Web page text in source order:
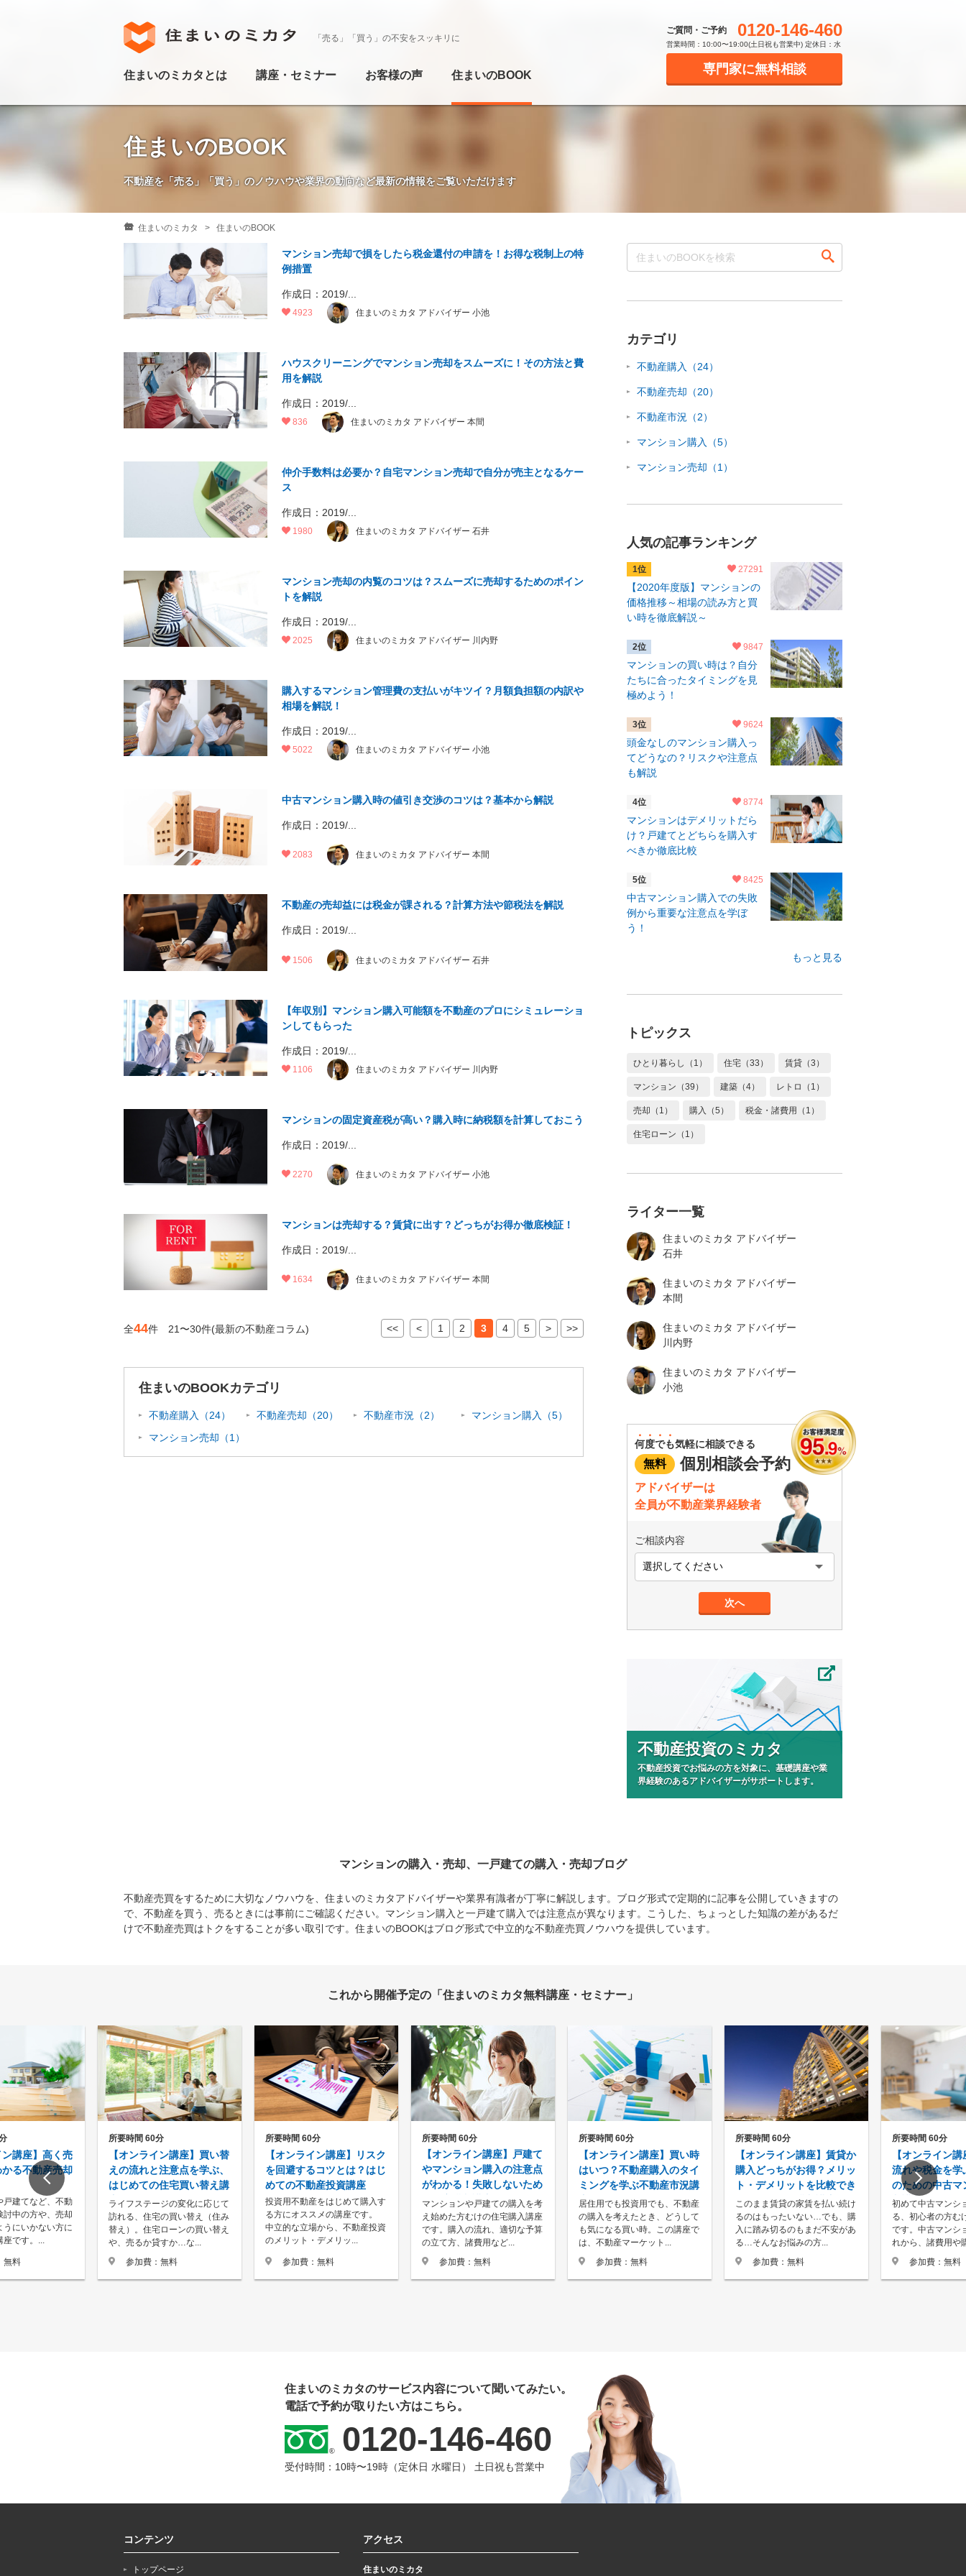
「売る」「買う」の不安をスッキリに
住まいのミカタとは 講座・セミナー お客様の声 住まいのBOOK 専門家に無料相談
ご質問・ご予約 0120-146-460
営業時間：10:00〜19:00(土日祝も営業中) 定休日：水
住まいのBOOK
不動産を「売る」「買う」のノウハウや業界の動向など最新の情報をご覧いただけます
住まいのミカタ 住まいのBOOK
マンション売却で損をしたら税金還付の申請を！お得な税制上の特
例措置
作成日：2019/...
4923 住まいのミカタ アドバイザー 小池
ハウスクリーニングでマンション売却をスムーズに！その方法と費
用を解説
作成日：2019/...
836 住まいのミカタ アドバイザー 本間
仲介手数料は必要か？自宅マンション売却で自分が売主となるケー
ス
作成日：2019/...
1980 住まいのミカタ アドバイザー 石井
マンション売却の内覧のコツは？スムーズに売却するためのポイン
トを解説
作成日：2019/...
2025 住まいのミカタ アドバイザー 川内野
購入するマンション管理費の支払いがキツイ？月額負担額の内訳や
相場を解説！
作成日：2019/...
5022 住まいのミカタ アドバイザー 小池
中古マンション購入時の値引き交渉のコツは？基本から解説
作成日：2019/...
2083 住まいのミカタ アドバイザー 本間
不動産の売却益には税金が課される？計算方法や節税法を解説
作成日：2019/...
1506 住まいのミカタ アドバイザー 石井
【年収別】マンション購入可能額を不動産のプロにシミュレーショ
ンしてもらった
作成日：2019/...
1106 住まいのミカタ アドバイザー 川内野
マンションの固定資産税が高い？購入時に納税額を計算しておこう
作成日：2019/...
2270 住まいのミカタ アドバイザー 小池
マンションは売却する？賃貸に出す？どっちがお得か徹底検証！
作成日：2019/...
1634 住まいのミカタ アドバイザー 本間
全44件 21〜30件(最新の不動産コラム) << < 1 2 3 4 5 > >>
住まいのBOOKカテゴリ
不動産購入（24） 不動産売却（20） 不動産市況（2）
マンション購入（5）
マンション売却（1）
カテゴリ
不動産購入（24）
不動産売却（20）
不動産市況（2）
マンション購入（5）
マンション売却（1）
人気の記事ランキング
27291
【2020年度版】マンションの
価格推移～相場の読み方と買
い時を徹底解説～
9847
マンションの買い時は？自分
たちに合ったタイミングを見
極めよう！
9624
頭金なしのマンション購入っ
てどうなの？リスクや注意点
も解説
8774
マンションはデメリットだら
け？戸建てとどちらを購入す
べきか徹底比較
8425
中古マンション購入での失敗
例から重要な注意点を学ぼ
う！
もっと見る
トピックス
ひとり暮らし（1） 住宅（33） 賃貸（3）
マンション（39） 建築（4） レトロ（1）
売却（1） 購入（5） 税金・諸費用（1）
住宅ローン（1）
ライター一覧
住まいのミカタ アドバイザー
石井
住まいのミカタ アドバイザー
本間
住まいのミカタ アドバイザー
川内野
住まいのミカタ アドバイザー
小池
何度でも気軽に相談できる
無料 個別相談会予約
アドバイザーは
全員が不動産業界経験者
ご相談内容
次へ
不動産投資のミカタ
不動産投資でお悩みの方を対象に、基礎講座や業
界経験のあるアドバイザーがサポートします。
マンションの購入・売却、 一戸建ての購入・売却ブログ
不動産売買をするために大切なノウハウを、住まいのミカタアドバイザーや業界有識者が丁寧に解説します。ブログ形式で定期的に記事を公開していきますの
で、不動産を買う、売るときには事前にご確認ください。マンション購入と一戸建て購入では注意点が異なります。こうした、ちょっとした知識の差があるだ
けで不動産売買はトクをすることが多い取引です。住まいのBOOKはブログ形式で中立的な不動産売買ノウハウを提供しています。
これから開催予定の 「住まいのミカタ無料講座・セミナー」
講座】高く売
る不動産売却
戸建てなど、不動
討中の方や、売却
うにいかない方に
座です。...
無料
所要時間 60分
【オンライン講座】買い替
えの流れと注意点を学ぶ、
はじめての住宅買い替え講
座
ライフステージの変化に応じて
訪れる、住宅の買い替え（住み
替え）。住宅ローンの買い替え
や、売るか貸すか…な...
参加費：無料
所要時間 60分
【オンライン講座】リスク
を回避するコツとは？はじ
めての不動産投資講座
投資用不動産をはじめて購入す
る方にオススメの講座です。
中立的な立場から、不動産投資
のメリット・デメリッ...
参加費：無料
所要時間 60分
【オンライン講座】戸建て
やマンション購入の注意点
がわかる！失敗しないため
の住宅購入講座
マンションや戸建ての購入を考
え始めた方むけの住宅購入講座
です。購入の流れ、適切な予算
の立て方、諸費用など...
参加費：無料
所要時間 60分
【オンライン講座】買い時
はいつ？不動産購入のタイ
ミングを学ぶ不動産市況講
座
居住用でも投資用でも、不動産
の購入を考えたとき、どうして
も気になる買い時。この講座で
は、不動産マーケット...
参加費：無料
所要時間 60分
【オンライン講座】賃貸か
購入どっちがお得？メリッ
ト・デメリットを比較でき
るマンション購入講座
このまま賃貸の家賃を払い続け
るのはもったいない…でも、購
入に踏み切るのもまだ不安があ
る…そんなお悩みの方...
参加費：無料
所要時間 60分
【オンライン
流れや税金を学
のための中古マ
入講座
初めて中古マンシ
る、初心者の方む
です。中古マンシ
れから、諸費用や
参加費：無料
住まいのミカタのサービス内容について聞いてみたい。
電話で予約が取りたい方はこちら。
0120-146-460
受付時間：10時〜19時（定休日 水曜日） 土日祝も営業中
コンテンツ
トップページ
アクセス
住まいのミカタ